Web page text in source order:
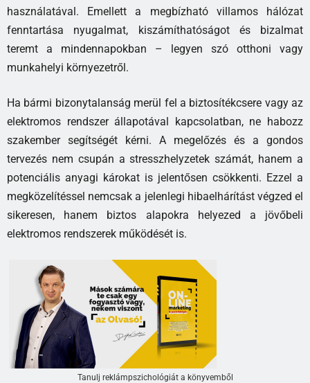
használatával. Emellett a megbízható villamos hálózat
fenntartása nyugalmat, kiszámíthatóságot és bizalmat
teremt a mindennapokban – legyen szó otthoni vagy
munkahelyi környezetről.
Ha bármi bizonytalanság merül fel a biztosítékcsere vagy az
elektromos rendszer állapotával kapcsolatban, ne habozz
szakember segítségét kérni. A megelőzés és a gondos
tervezés nem csupán a stresszhelyzetek számát, hanem a
potenciális anyagi károkat is jelentősen csökkenti. Ezzel a
megközelítéssel nemcsak a jelenlegi hibaelhárítást végzed el
sikeresen, hanem biztos alapokra helyezed a jövőbeli
elektromos rendszerek működését is.
Tanulj reklámpszichológiát a könyvemből